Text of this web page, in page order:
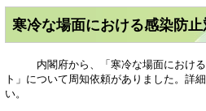
寒冷な場面における感染防
内閣府から、「寒冷な場面における
ト」について周知依頼がありました。詳
い。